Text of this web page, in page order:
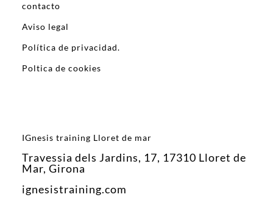
contacto
Aviso legal
Política de privacidad.
Poltica de cookies
IGnesis training Lloret de mar
Travessia dels Jardins, 17, 17310 Lloret de
Mar, Girona
ignesistraining.com